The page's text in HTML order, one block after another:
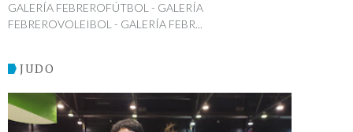
GALERÍA FEBREROFÚTBOL - GALERÍA
FEBREROVOLEIBOL - GALERÍA FEBR...
JUDO